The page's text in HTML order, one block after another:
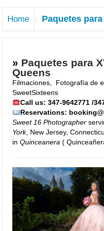
Home Paquetes
» Paquetes para
Queens
Filmaciones,
Fotografía de
SweetSixteens
Call us: 347-9642771 /
Reservations:
Sweet 16 Photographer
York, New Jersey,
inQuinceanera (